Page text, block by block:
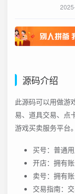
源码介绍
此源码可以用做游
易、道具交易、点
游戏买卖服务平台
买号：普通
开店：拥有
卖号：拥有
交易指南：